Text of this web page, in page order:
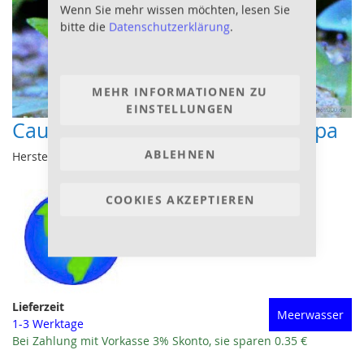
Wenn Sie mehr wissen möchten, lesen Sie
bitte die Datenschutzerklärung.
COOKIES AKZEPTIEREN
MEHR INFORMATIONEN ZU
EINSTELLUNGEN
ABLEHNEN
Caulerpa turbinata - Tellercaulerpa
Hersteller:
Meerwasser
Lieferzeit
1-3 Werktage
Bei Zahlung mit Vorkasse 3% Skonto, sie sparen 0.35 €